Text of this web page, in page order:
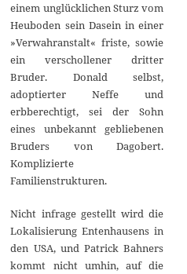
einem unglücklichen Sturz vom
Heuboden sein Dasein in einer
»Verwahranstalt« friste, sowie
ein verschollener dritter
Bruder. Donald selbst,
adoptierter Neffe und
erbberechtigt, sei der Sohn
eines unbekannt gebliebenen
Bruders von Dagobert.
Komplizierte
Familienstrukturen.
Nicht infrage gestellt wird die
Lokalisierung Entenhausens in
den USA, und Patrick Bahners
kommt nicht umhin, auf die